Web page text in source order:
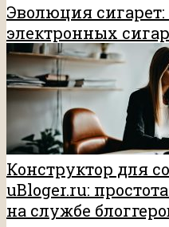
Эволюция сигарет:
электронных
Конструктор для
uBloger.ru:
на службе